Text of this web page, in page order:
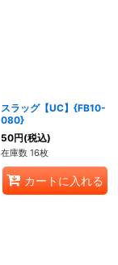
スラッグ【UC】{FB10-
080}
50円(税込)
在庫数 16枚
カートに入れる